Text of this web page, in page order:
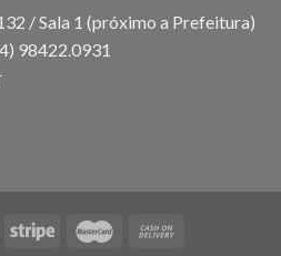
/ Sala 1 (próximo a Prefeitura)
98422.0931